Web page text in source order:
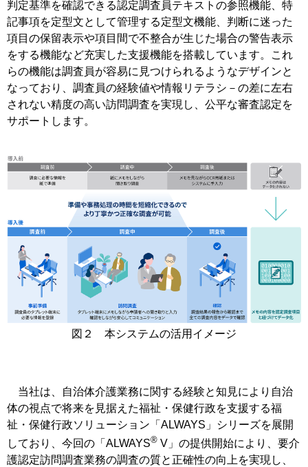
判定基準を確認できる認定調査員テキストの参照機能、特
記事項を定型文として管理する定型文機能、判断に迷った
項目の保留表示や項目間で不整合が生じた場合の警告表示
をする機能など充実した支援機能を搭載しています。これ
らの機能は調査員が容易に見つけられるようなデザインと
なっており、調査員の経験値や情報リテラシ－の差に左右
されない精度の高い訪問調査を実現し、公平な審査認定を
サポートします。
図２ 本システムの活用イメージ
当社は、自治体介護業務に関する経験と知見により自治
体の視点で将来を見据えた福祉・保健行政を支援する福
祉・保健行政ソリューション「ALWAYS」シリーズを展開
しており、今回の「ALWAYS® V」の提供開始により、要介
護認定訪問調査業務の調査の質と正確性の向上を実現し、